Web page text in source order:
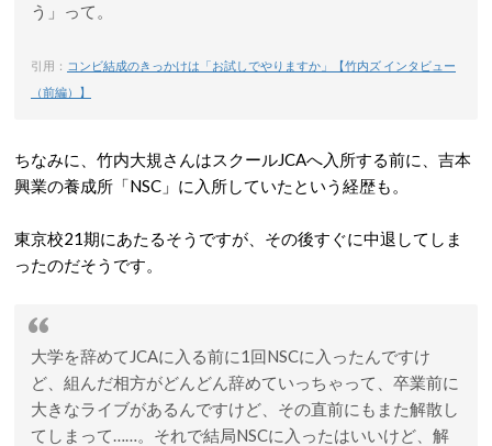
う」って。
引用： コンビ結成のきっかけは「お試しでやりますか」【竹内ズ インタビュー
（前編）】
ちなみに、竹内大規さんはスクールJCAへ入所する前に、吉本
興業の養成所「NSC」に入所していたという経歴も。
東京校21期にあたるそうですが、その後すぐに中退してしま
ったのだそうです。
大学を辞めてJCAに入る前に1回NSCに入ったんですけ
ど、組んだ相方がどんどん辞めていっちゃって、卒業前に
大きなライブがあるんですけど、その直前にもまた解散し
てしまって……。それで結局NSCに入ったはいいけど、解